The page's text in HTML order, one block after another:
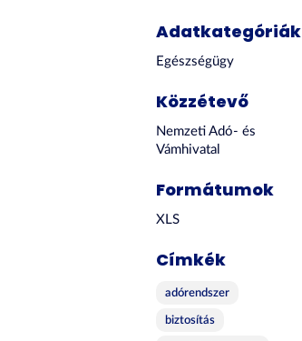
Adatkategóriák
Egészségügy
Közzétevő
Nemzeti Adó- és
Vámhivatal
Formátumok
XLS
Címkék
adórendszer
biztosítás